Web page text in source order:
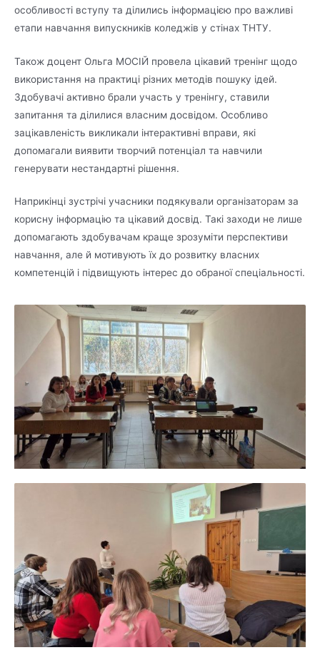
особливості вступу та ділились інформацією про важливі
етапи навчання випускників коледжів у стінах ТНТУ.
Також доцент Ольга МОСІЙ провела цікавий тренінг щодо
використання на практиці різних методів пошуку ідей.
Здобувачі активно брали участь у тренінгу, ставили
запитання та ділилися власним досвідом. Особливо
зацікавленість викликали інтерактивні вправи, які
допомагали виявити творчий потенціал та навчили
генерувати нестандартні рішення.
Наприкінці зустрічі учасники подякували організаторам за
корисну інформацію та цікавий досвід. Такі заходи не лише
допомагають здобувачам краще зрозуміти перспективи
навчання, але й мотивують їх до розвитку власних
компетенцій і підвищують інтерес до обраної спеціальності.